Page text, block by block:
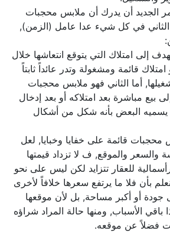
الجديد أن يدرك أن ملابس محجبات
في كل شيء عدا عامل (الزمن),
إلى امتلاك التي يتوقع انتعاشها خلال
قائمة ومشغولة وتدر عائداً ثابتاً
أما الثاني فهو ملابس محجبات
مباشرة بعد امتلاكه أو بعد إدخال
البعض بأنه شكل من أشكال
قائمة على خفايا وخبايا, لعل
والسعر والموقع, ف لا تزداد قيمتها
للعقار تتزايد لكن ليس على نحو
بأن فلا ما يرتفع سعرها خلافاً لأخرى
جودة أو أكبر مساحة, بل لأن موقعها
الأسباب, ومنها حالة المراد شراؤه
فضلاً عن موقعه.